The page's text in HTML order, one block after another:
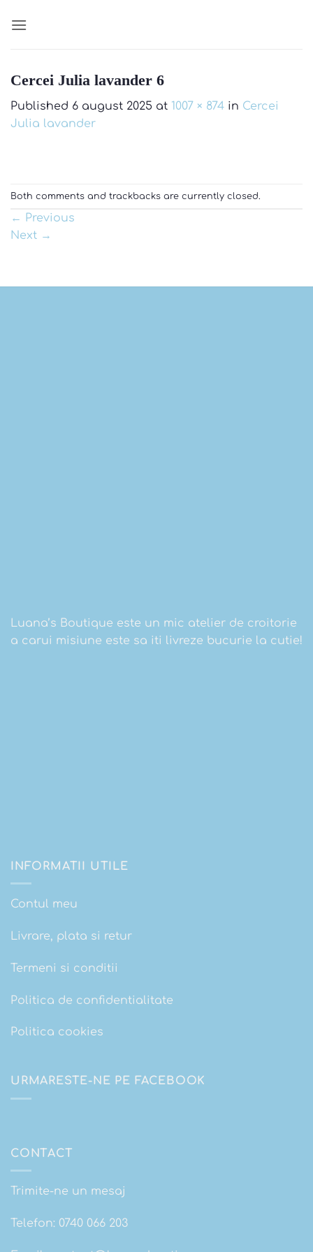
Cercei Julia lavander 6
Published 6 august 2025 at 1007 × 874 in Cercei
Julia lavander
Both comments and trackbacks are currently closed.
← Previous
Next →
Luana’s Boutique este un mic atelier de croitorie
a carui misiune este sa iti livreze bucurie la cutie!
INFORMATII UTILE
Contul meu
Livrare, plata si retur
Termeni si conditii
Politica de confidentialitate
Politica cookies
URMARESTE-NE PE FACEBOOK
CONTACT
Trimite-ne un mesaj
Telefon: 0740 066 203